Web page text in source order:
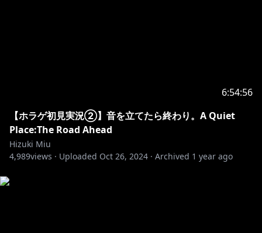
6:54:56
【ホラゲ初見実況②】音を立てたら終わり。A Quiet
Place:The Road Ahead
Hizuki Miu
4,989views · Uploaded Oct 26, 2024 · Archived 1 year ago